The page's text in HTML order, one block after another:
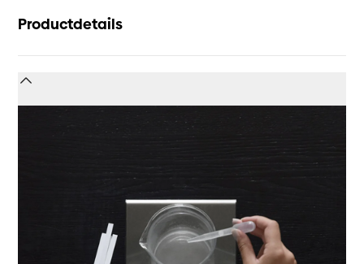
Productdetails